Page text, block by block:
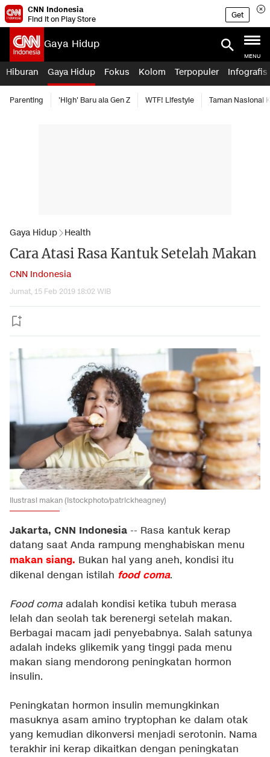
CNN Indonesia
Find it on Play Store
Get
Gaya Hidup
MENU
Hiburan Gaya Hidup Fokus Kolom Terpopuler Infografis
Parenting 'High' Baru ala Gen Z WTF! Lifestyle Taman Nasional
Gaya Hidup Health
Cara Atasi Rasa Kantuk Setelah Makan
CNN Indonesia
Jumat, 15 Feb 2019 18:02 WIB
Ilustrasi makan (Istockphoto/patrickheagney)
Jakarta, CNN Indonesia -- Rasa kantuk kerap
datang saat Anda rampung menghabiskan menu
makan siang. Bukan hal yang aneh, kondisi itu
dikenal dengan istilah food coma.
Food coma adalah kondisi ketika tubuh merasa
lelah dan seolah tak berenergi setelah makan.
Berbagai macam jadi penyebabnya. Salah satunya
adalah indeks glikemik yang tinggi pada menu
makan siang mendorong peningkatan hormon
insulin.
Peningkatan hormon insulin memungkinkan
masuknya asam amino tryptophan ke dalam otak
yang kemudian dikonversi menjadi serotonin. Nama
terakhir ini kerap dikaitkan dengan peningkatan